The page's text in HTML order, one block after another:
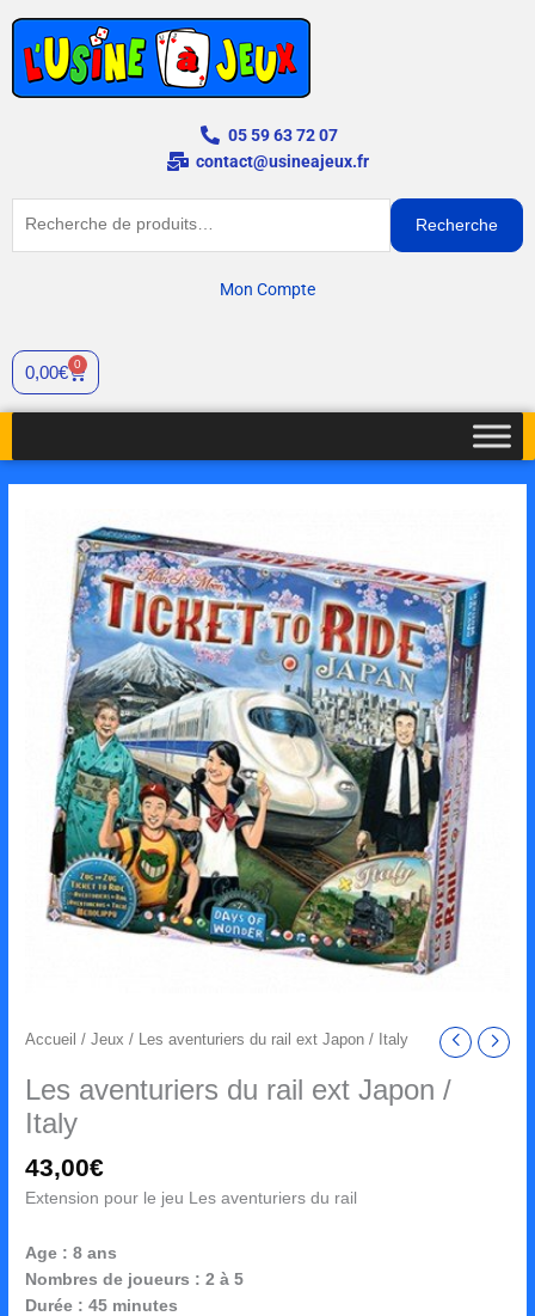
contenu
05 59 63 72 07
contact@usineajeux.fr
Recherche
Mon Compte
0,00€ 0
Cart
Accueil /Jeux / Les aventuriers du rail ext Japon / Italy
Les aventuriers du rail ext Japon /
Italy
43,00€
Extension pour le jeu Les aventuriers du rail
Age : 8 ans
Nombres de joueurs : 2 à 5
Durée : 45 minutes
aventuriers
Japon